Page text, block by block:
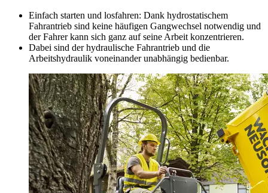
Einfach starten und losfahren: Dank hydrostatischem
Fahrantrieb sind keine häufigen Gangwechsel notwendig und
der Fahrer kann sich ganz auf seine Arbeit konzentrieren.
Dabei sind der hydraulische Fahrantrieb und die
Arbeitshydraulik voneinander unabhängig bedienbar.